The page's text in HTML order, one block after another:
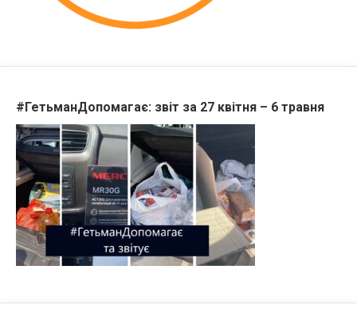
#ГетьманДопомагає: звіт за 27 квітня – 6 травня